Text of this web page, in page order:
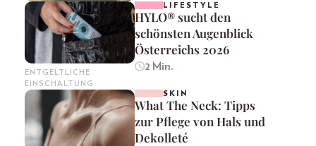
ENTGELTLICHE
EINSCHALTUNG
LIFESTYLE
HYLO® sucht den
schönsten Augenblick
Österreichs 2026
2 Min.
SKIN
What The Neck: Tipps
zur Pflege von Hals und
Dekolleté